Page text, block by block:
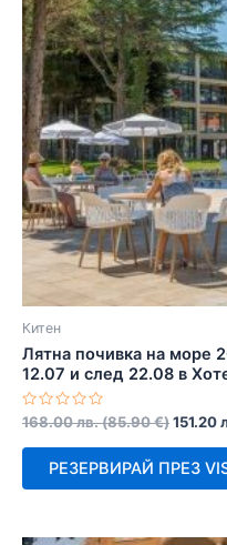
Китен
Лятна почивка на море
12.07 и след 22.08 в
Оценено
с
0
168.00лв.(85.90€)151.20
РЕЗЕРВИРАЙ ПРЕЗ